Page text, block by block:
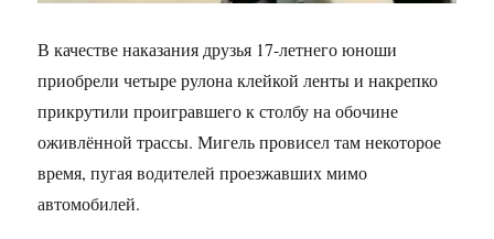
В качестве наказания друзья 17-летнего юноши
приобрели четыре рулона клейкой ленты и накрепко
прикрутили проигравшего к столбу на обочине
оживлённой трассы. Мигель провисел там некоторое
время, пугая водителей проезжавших мимо
автомобилей.